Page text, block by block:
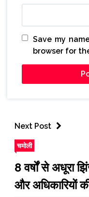
Save my
browser for
Next Post
चमोली
8 वर्षों से अधूरा
और अधिकारियों